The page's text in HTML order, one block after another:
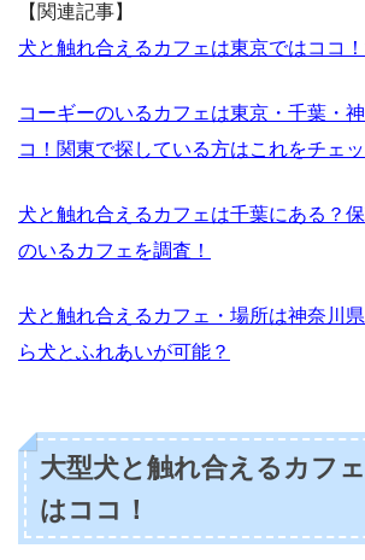
【関連記事】
犬と触れ合えるカフェは東京ではココ
コーギーのいるカフェは東京・千葉・
コ！関東で探している方はこれをチェ
犬と触れ合えるカフェは千葉にある？
のいるカフェを調査！
犬と触れ合えるカフェ・場所は神奈川
ら犬とふれあいが可能？
大型犬と触れ合えるカフ
はココ！